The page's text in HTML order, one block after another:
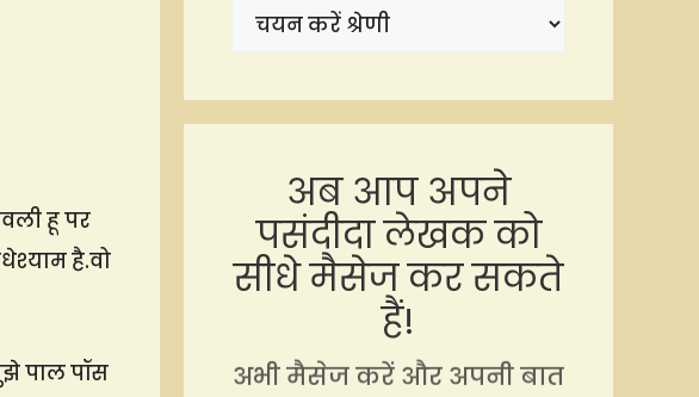
हू पर
है.वो
पाल पॉस
अब आप अपने
पसंदीदा लेखक को
सीधे मैसेज कर सकते
हैं!
अभी मैसेज करें और अपनी बात